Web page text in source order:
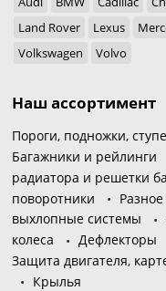
Land Rover
Lexus
Volkswagen
Volvo
Наш ассортимент
Пороги, подножки,
Багажники и рейлинги
радиатора и решетки
поворотники
Разное
выхлопные системы
колеса
Дефлекторы
Защита двигателя,
Крылья